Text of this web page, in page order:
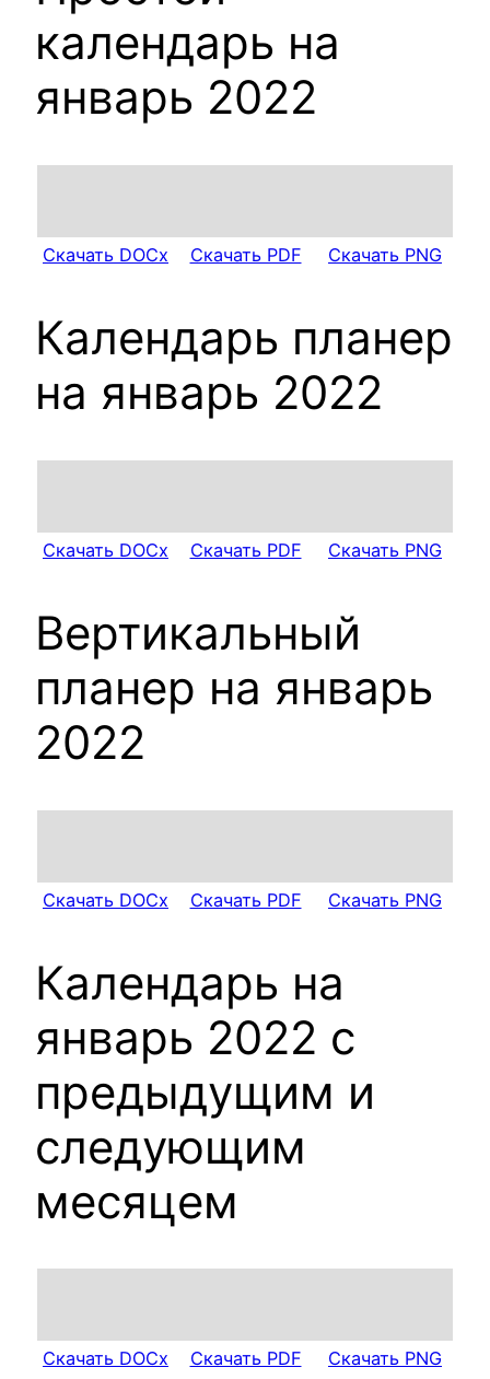
календарь на
январь 2022
Скачать DOCx Скачать PDF Скачать PNG
Календарь планер
на январь 2022
Скачать DOCx Скачать PDF Скачать PNG
Вертикальный
планер на январь
2022
Скачать DOCx Скачать PDF Скачать PNG
Календарь на
январь 2022 с
предыдущим и
следующим
месяцем
Скачать DOCx Скачать PDF Скачать PNG